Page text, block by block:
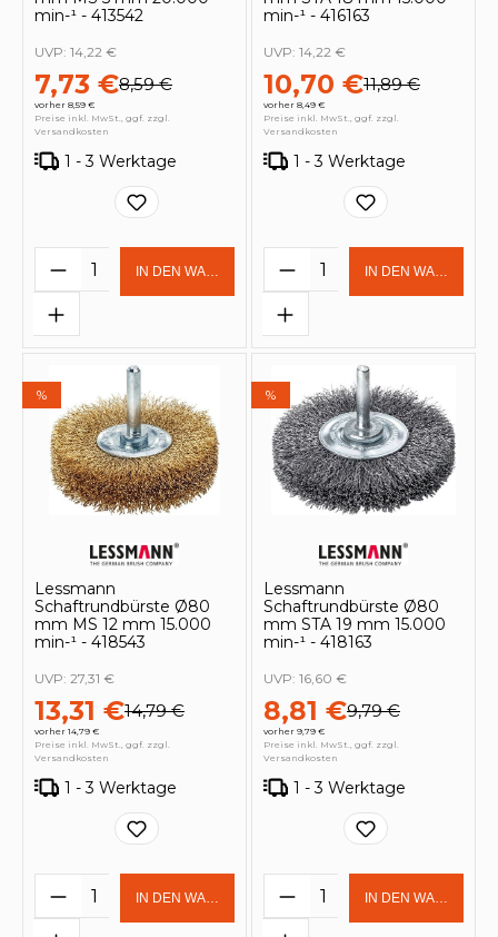
min-¹ - 413542
7,73 €8,59 €
vorher 8,59 €
UVP: 14,22 €
Preise inkl. MwSt., ggf. zzgl.
Versandkosten
1 - 3 Werktage
Produkt Anzahl: Gib den
IN DEN WARENKORB
min-¹ - 416163
10,70 €11,89 €
vorher 8,49 €
UVP: 14,22 €
Preise inkl. MwSt., ggf. zzgl.
Versandkosten
1 - 3 Werktage
Produkt Anzahl:
IN DEN
%
Lessmann
Schaftrundbürste Ø80
mm MS 12 mm 15.000
min-¹ - 418543
13,31 €14,79 €
vorher 14,79 €
UVP: 27,31 €
Preise inkl. MwSt., ggf. zzgl.
Versandkosten
1 - 3 Werktage
Produkt Anzahl: Gib den
IN DEN WARENKORB
%
Lessmann
Schaftrundbürste Ø80
mm STA 19 mm 15.000
min-¹ - 418163
8,81 €9,79 €
vorher 9,79 €
UVP: 16,60 €
Preise inkl. MwSt., ggf. zzgl.
Versandkosten
1 - 3 Werktage
Produkt Anzahl:
IN DEN